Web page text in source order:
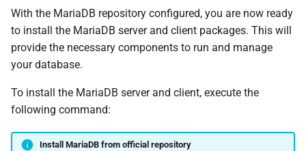
With the MariaDB repository configured, you are now ready
to install the MariaDB server and client packages. This will
provide the necessary components to run and manage
your database.
To install the MariaDB server and client, execute the
following command:
Install MariaDB from official repository